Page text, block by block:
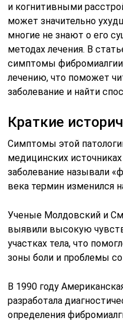
и когнитивными
может значительно
многие не знают о его
методах лечения. В
симптомы
лечению, что поможет
заболевание и найти
Краткие
Симптомы этой
медицинских
заболевание называли
века термин изменился
Ученые Молдовский и
выявили высокую
участках тела, что
зоны боли и проблемы
В 1990 году
разработала
определения